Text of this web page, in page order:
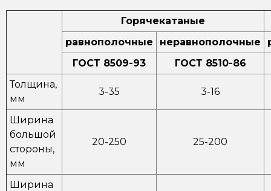
Горячекатаные
равнополочные
неравнополочные
ГОСТ 8509-93
ГОСТ 8510-86
Толщина,
мм
3-35 3-16
Ширина
большой
стороны,
мм
20-250 25-200
Ширина